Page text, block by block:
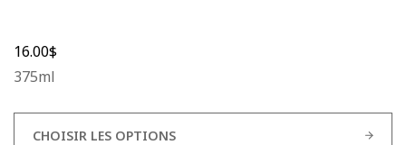
16.00$
375ml
CHOISIR LES OPTIONS